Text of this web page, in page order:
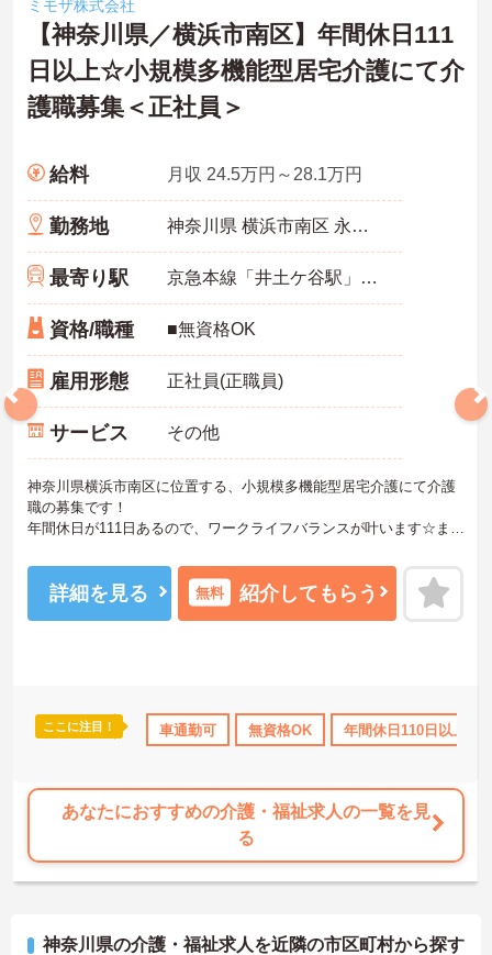
ンクOK 資格取得サポート 研修制度あり 産休･育休･介護休暇
ミモザ株式会社
【神奈川県／横浜市南区】年間休日111
日以上☆小規模多機能型居宅介護にて介
護職募集＜正社員＞
給料 月収 24.5万円～28.1万円
勤務地 神奈川県 横浜市南区 永田東2-23-50
最寄り駅 京急本線「井土ケ谷駅」徒歩13分
資格/職種 ■無資格OK
雇用形態 正社員(正職員)
サービス その他
神奈川県横浜市南区に位置する、小規模多機能型居宅介護にて介護
職の募集です！
年間休日が111日あるので、ワークライフバランスが叶います☆ま
ご興味のある方には、面接対策ポイントなど、さらに詳細をお話し
いたしますのでお気軽にご相談ください！
詳細を見る 無料 紹介してもらう
ここに注目！ 車通勤可 無資格OK 年間休日110日以上
あなたにおすすめの介護・福祉求人の一覧を見
る
神奈川県の介護・福祉求人を近隣の市区町村から探す